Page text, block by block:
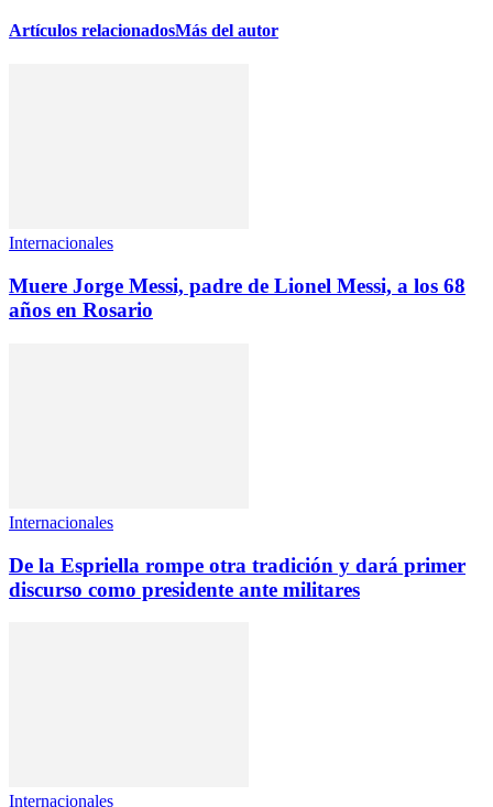
Artículos relacionadosMás del autor
Internacionales
Muere Jorge Messi, padre de Lionel Messi, a los 68
años en Rosario
Internacionales
De la Espriella rompe otra tradición y dará primer
discurso como presidente ante militares
Internacionales